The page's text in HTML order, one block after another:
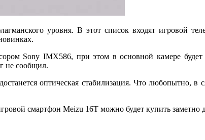
уровня. В этот список входят игровой
Sony IMX586, при этом в основной камере будет
не сообщил.
оптическая стабилизация. Что любопытно,
смартфон Meizu 16T можно будет купить заметно